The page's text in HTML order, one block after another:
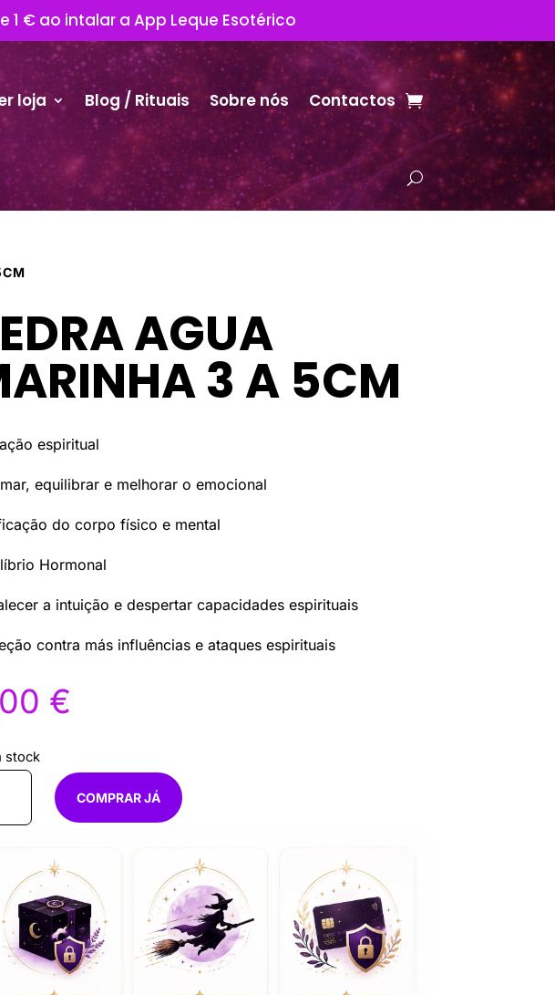
1 € ao intalar a App Leque Esotérico
loja Blog / Rituais Sobre nós Contactos
AGUA
3 A 5CM
espiritual
equilibrar e melhorar o emocional
do corpo físico e mental
Hormonal
a intuição e despertar capacidades espirituais
contra más influências e ataques espirituais
€
stock
COMPRAR JÁ